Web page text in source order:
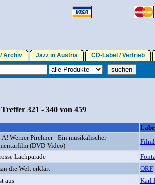
Archiv Jazz in Austria CD-Label / Vertrieb
Treffer 321 - 340 von 459
Werner Pirchner - Ein musikalischer
(DVD-Video)
Lachparade
die Welt erklärt ORF
aus Karl